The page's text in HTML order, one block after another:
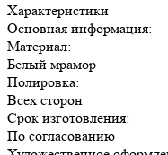
Характеристики
Основная информация:
Материал:
Белый мрамор
Полировка:
Всех сторон
Срок изготовления:
По согласованию